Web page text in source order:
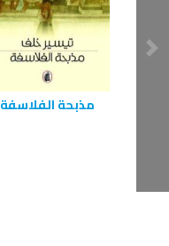
مذبحة الفلاسفة